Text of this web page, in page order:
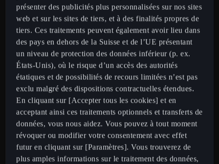
New CUPRA Raval 2026
Nouvelle CUPRA Born 2026
Terramar
Tavascan
Formentor
Leon
Leon Sportstourer
Ateca
Offres
présenter des publicités plus personnalisées sur nos sites
web et sur les sites de tiers, et à des finalités propres de
tiers. Ces traitements peuvent également avoir lieu dans
des pays en dehors de la Suisse et de l’UE présentant
un niveau de protection des données inférieur (p. ex.
États-Unis), où le risque d’un accès des autorités
étatiques et de possibilités de recours limitées n’est pas
exclu malgré des dispositions contractuelles étendues.
En cliquant sur [Accepter tous les cookies] et en
acceptant ainsi ces traitements optionnels et transferts de
données, vous nous aidez. Vous pouvez à tout moment
révoquer ou modifier votre consentement avec effet
futur en cliquant sur [Paramètres]. Vous trouverez de
plus amples informations sur le traitement des données,